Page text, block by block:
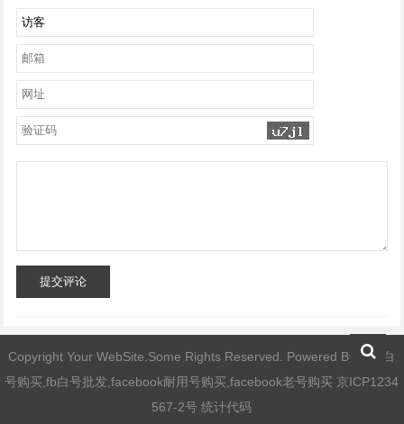
提交评论
Copyright Your WebSite.Some Rights Reserved. Powered By fb小白
号购买,fb白号批发,facebook耐用号购买,facebook老号购买 京ICP1234
567-2号 统计代码